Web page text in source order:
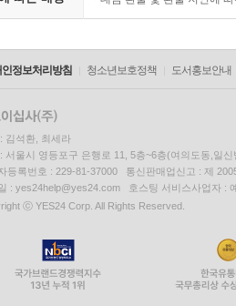
정보처리방침 청소년보호정책 도서홍보안내
김석환, 최세라
서울시 영등포구 은행로 11, 5층~6층(여의도동,일신
등록번호 : 229-81-37000 통신판매업신고 : 제
: yes24help@yes24.com 호스팅 서비스사업자 :
ⓒ YES24 Corp. All Rights Reserved.